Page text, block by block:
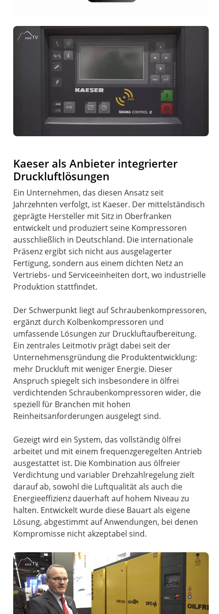
Kaeser als Anbieter integrierter
Druckluftlösungen
Ein Unternehmen, das diesen Ansatz seit
Jahrzehnten verfolgt, ist Kaeser. Der mittelständisch
geprägte Hersteller mit Sitz in Oberfranken
entwickelt und produziert seine Kompressoren
ausschließlich in Deutschland. Die internationale
Präsenz ergibt sich nicht aus ausgelagerter
Fertigung, sondern aus einem dichten Netz an
Vertriebs- und Serviceeinheiten dort, wo industrielle
Produktion stattfindet.
Der Schwerpunkt liegt auf Schraubenkompressoren,
ergänzt durch Kolbenkompressoren und
umfassende Lösungen zur Druckluftaufbereitung.
Ein zentrales Leitmotiv prägt dabei seit der
Unternehmensgründung die Produktentwicklung:
mehr Druckluft mit weniger Energie. Dieser
Anspruch spiegelt sich insbesondere in ölfrei
verdichtenden Schraubenkompressoren wider, die
speziell für Branchen mit hohen
Reinheitsanforderungen ausgelegt sind.
Gezeigt wird ein System, das vollständig ölfrei
arbeitet und mit einem frequenzgeregelten Antrieb
ausgestattet ist. Die Kombination aus ölfreier
Verdichtung und variabler Drehzahlregelung zielt
darauf ab, sowohl die Luftqualität als auch die
Energieeffizienz dauerhaft auf hohem Niveau zu
halten. Entwickelt wurde diese Bauart als eigene
Lösung, abgestimmt auf Anwendungen, bei denen
Kompromisse nicht akzeptabel sind.